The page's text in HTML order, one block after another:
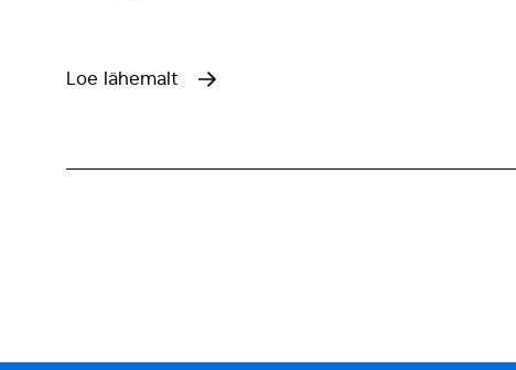
Loe lähemalt